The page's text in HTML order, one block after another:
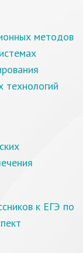
методов
технологий
к ЕГЭ по